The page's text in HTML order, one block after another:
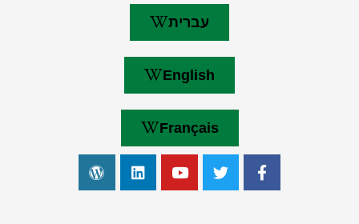
עברית
English
Français